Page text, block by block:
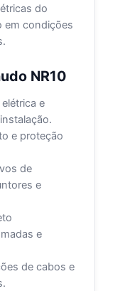
do
em condições
NR10
e
e proteção
de
e
e
de cabos e